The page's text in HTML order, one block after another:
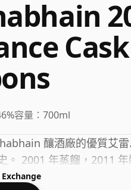
容量： 700ml
釀酒廠的優質艾
。 2001 年蒸餾，2011 年